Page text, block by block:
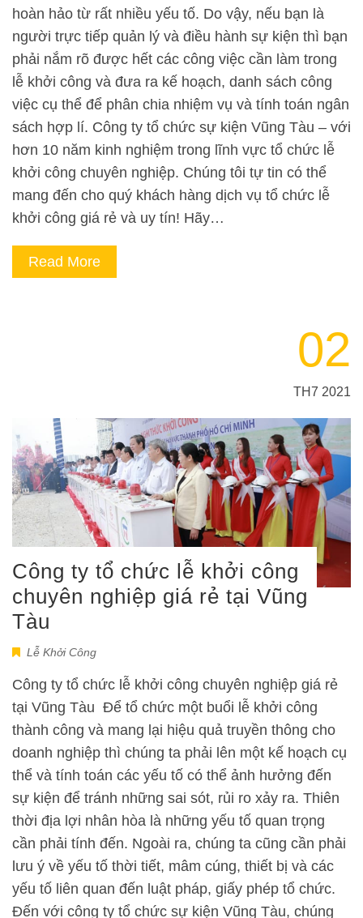
hoàn hảo từ rất nhiều yếu tố. Do vậy, nếu bạn là
người trực tiếp quản lý và điều hành sự kiện thì bạn
phải nắm rõ được hết các công việc cần làm trong
lễ khởi công và đưa ra kế hoạch, danh sách công
việc cụ thể để phân chia nhiệm vụ và tính toán ngân
sách hợp lí. Công ty tổ chức sự kiện Vũng Tàu – với
hơn 10 năm kinh nghiệm trong lĩnh vực tổ chức lễ
khởi công chuyên nghiệp. Chúng tôi tự tin có thể
mang đến cho quý khách hàng dịch vụ tổ chức lễ
khởi công giá rẻ và uy tín! Hãy…
Read More
02
TH7 2021
Công ty tổ chức lễ khởi công
chuyên nghiệp giá rẻ tại Vũng
Tàu
Lễ Khởi Công
Công ty tổ chức lễ khởi công chuyên nghiệp giá rẻ
tại Vũng Tàu Để tổ chức một buổi lễ khởi công
thành công và mang lại hiệu quả truyền thông cho
doanh nghiệp thì chúng ta phải lên một kế hoạch cụ
thể và tính toán các yếu tố có thể ảnh hưởng đến
sự kiện để tránh những sai sót, rủi ro xảy ra. Thiên
thời địa lợi nhân hòa là những yếu tố quan trọng
cần phải tính đến. Ngoài ra, chúng ta cũng cần phải
lưu ý về yếu tố thời tiết, mâm cúng, thiết bị và các
yếu tố liên quan đến luật pháp, giấy phép tổ chức.
Đến với công ty tổ chức sự kiện Vũng Tàu, chúng